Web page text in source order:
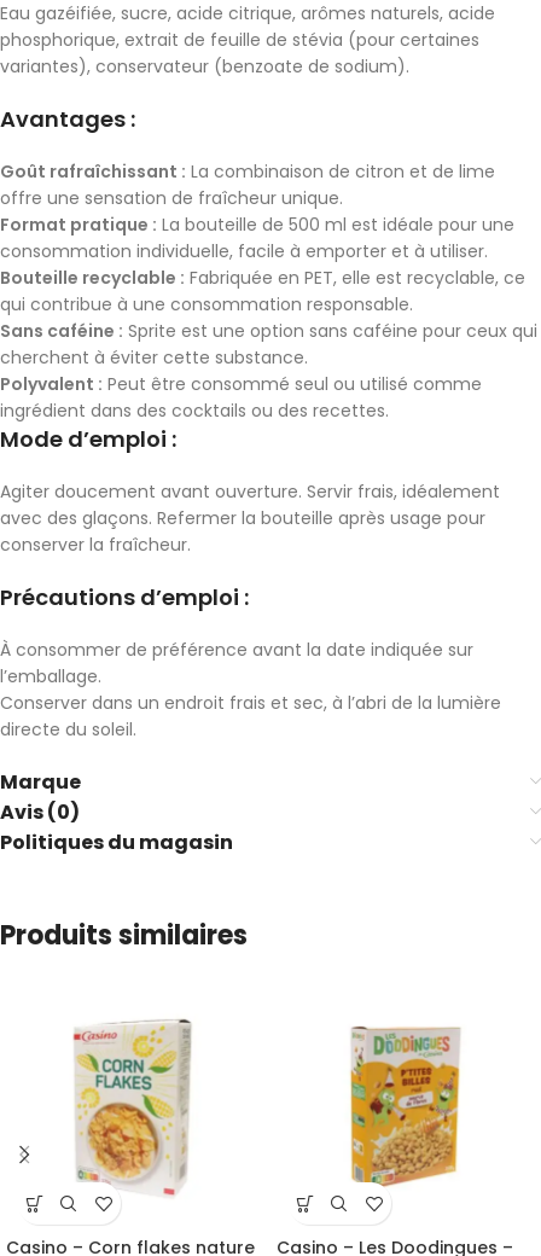
Eau gazéifiée, sucre, acide citrique, arômes naturels, acide
phosphorique, extrait de feuille de stévia (pour certaines
variantes), conservateur (benzoate de sodium).
Avantages :
Goût rafraîchissant : La combinaison de citron et de lime
offre une sensation de fraîcheur unique.
Format pratique : La bouteille de 500 ml est idéale pour une
consommation individuelle, facile à emporter et à utiliser.
Bouteille recyclable : Fabriquée en PET, elle est recyclable, ce
qui contribue à une consommation responsable.
Sans caféine : Sprite est une option sans caféine pour ceux qui
cherchent à éviter cette substance.
Polyvalent : Peut être consommé seul ou utilisé comme
ingrédient dans des cocktails ou des recettes.
Mode d’emploi :
Agiter doucement avant ouverture. Servir frais, idéalement
avec des glaçons. Refermer la bouteille après usage pour
conserver la fraîcheur.
Précautions d’emploi :
À consommer de préférence avant la date indiquée sur
l’emballage.
Conserver dans un endroit frais et sec, à l’abri de la lumière
directe du soleil.
Marque
Avis (0)
Politiques du magasin
Produits similaires
Casino – Corn flakes nature Casino – Les Doodingues –